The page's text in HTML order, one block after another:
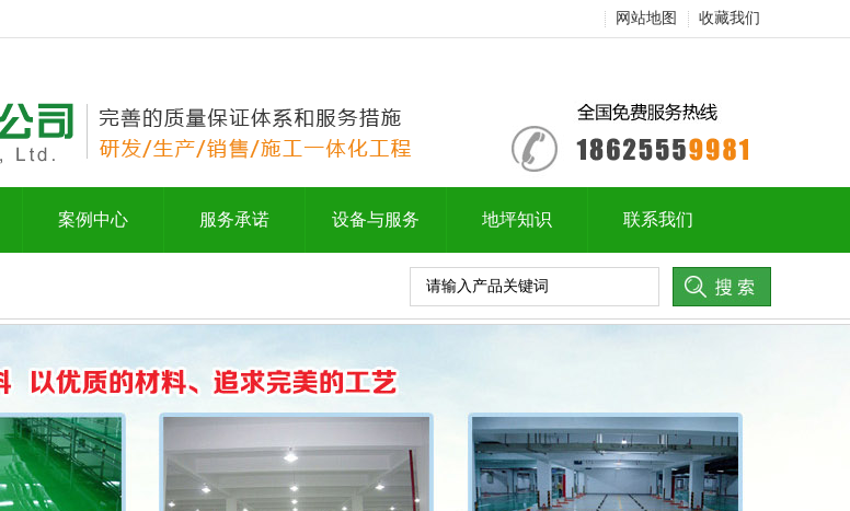
网站地图 收藏我们
案例中心 服务承诺 设备与服务 地坪知识 联系我们